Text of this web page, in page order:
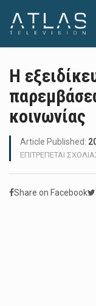
Η
κοινωνίας
Article Published:
ΕΠΙΤΡΈΠΕΤΑΙ
Share on Facebook